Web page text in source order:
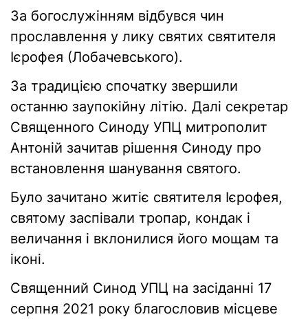
За богослужінням відбувся чин
прославлення у лику святих святителя
Ієрофея (Лобачевського).
За традицією спочатку звершили
останню заупокійну літію. Далі секретар
Священного Синоду УПЦ митрополит
Антоній зачитав рішення Синоду про
встановлення шанування святого.
Було зачитано житіє святителя Ієрофея,
святому заспівали тропар, кондак і
величання і вклонилися його мощам та
іконі.
Священний Синод УПЦ на засіданні 17
серпня 2021 року благословив місцеве